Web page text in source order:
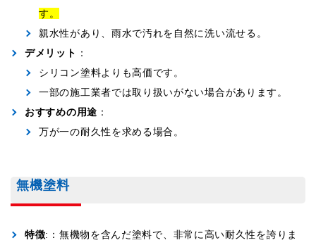
す。
親水性があり、雨水で汚れを自然に洗い流せる。
デメリット ：
シリコン塗料よりも高価です。
一部の施工業者では取り扱いがない場合があります。
おすすめの用途 ：
万が一の耐久性を求める場合。
無機塗料
特徴:：無機物を含んだ塗料で、非常に高い耐久性を誇りま